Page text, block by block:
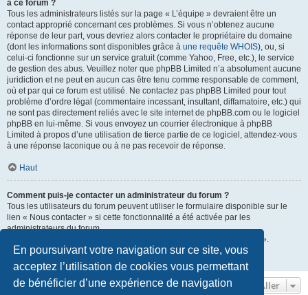
En poursuivant votre navigation sur ce site, vous
acceptez l’utilisation de cookies vous permettant
de bénéficier d’une expérience de navigation
à ce forum ?
Tous les administrateurs listés sur la page « L’équipe » devraient être un
contact approprié concernant ces problèmes. Si vous n’obtenez aucune
réponse de leur part, vous devriez alors contacter le propriétaire du domaine
(dont les informations sont disponibles grâce à une requête WHOIS), ou, si
celui-ci fonctionne sur un service gratuit (comme Yahoo, Free, etc.), le service
de gestion des abus. Veuillez noter que phpBB Limited n’a absolument aucune
juridiction et ne peut en aucun cas être tenu comme responsable de comment,
où et par qui ce forum est utilisé. Ne contactez pas phpBB Limited pour tout
problème d’ordre légal (commentaire incessant, insultant, diffamatoire, etc.) qui
ne sont pas directement reliés avec le site internet de phpBB.com ou le logiciel
phpBB en lui-même. Si vous envoyez un courrier électronique à phpBB
Limited à propos d’une utilisation de tierce partie de ce logiciel, attendez-vous
à une réponse laconique ou à ne pas recevoir de réponse.
Haut
Comment puis-je contacter un administrateur du forum ?
Tous les utilisateurs du forum peuvent utiliser le formulaire disponible sur le
lien « Nous contacter » si cette fonctionnalité a été activée par les
administrateurs du forum.
Les membres du forum peuvent également utiliser le lien « L’équipe ».
Aller